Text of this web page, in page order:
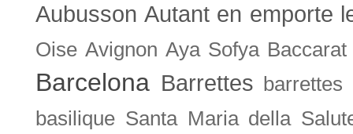
Aubusson Autant en emporte
Oise Avignon Aya Sofya Baccarat
Barcelona Barrettes barrettes
basilique Santa Maria della